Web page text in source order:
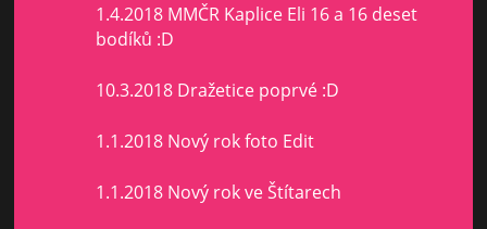
1.4.2018 MMČR Kaplice Eli 16 a 16 deset
bodíků :D
10.3.2018 Dražetice poprvé :D
1.1.2018 Nový rok foto Edit
1.1.2018 Nový rok ve Štítarech